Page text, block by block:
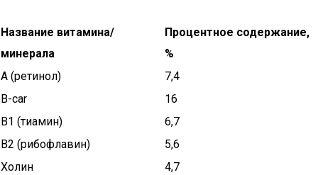
Название витамина/
минерала
Процентное содержание,
%
А (ретинол)
7,4
B-car
16
В1 (тиамин)
6,7
В2 (рибофлавин)
5,6
Холин
4,7